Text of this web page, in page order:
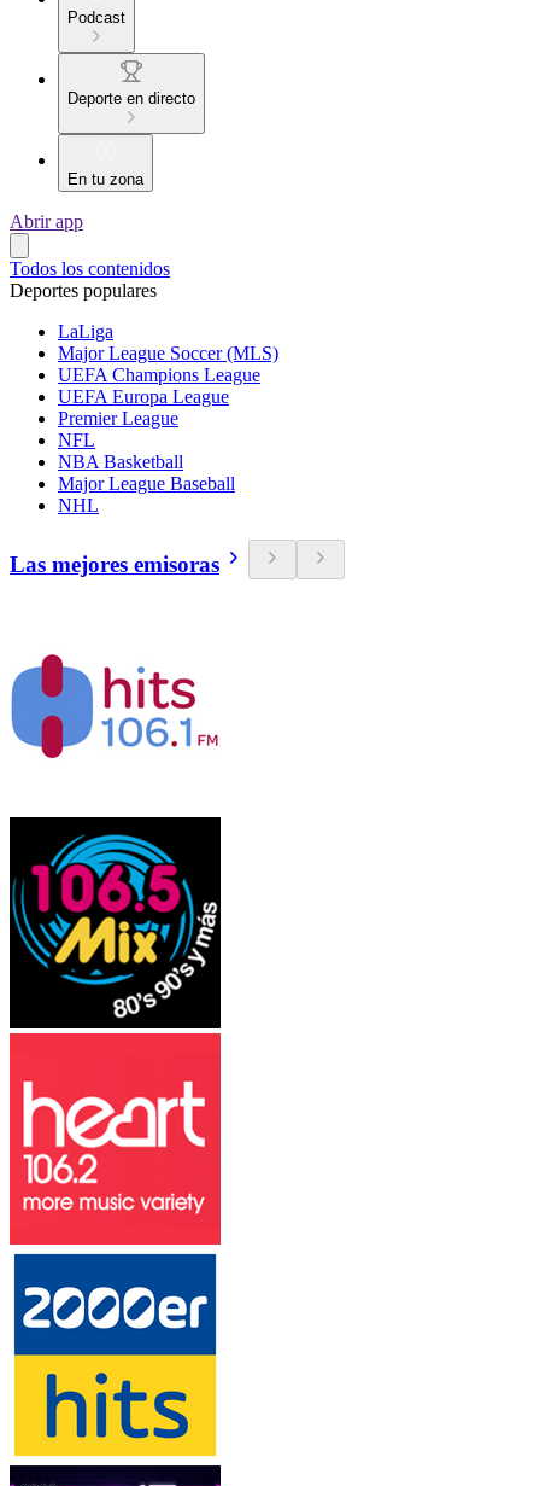
Podcast
Deporte en directo
En tu zona
Abrir app
Todos los contenidos
Deportes populares
LaLiga
Major League Soccer (MLS)
UEFA Champions League
UEFA Europa League
Premier League
NFL
NBA Basketball
Major League Baseball
NHL
Las mejores emisoras